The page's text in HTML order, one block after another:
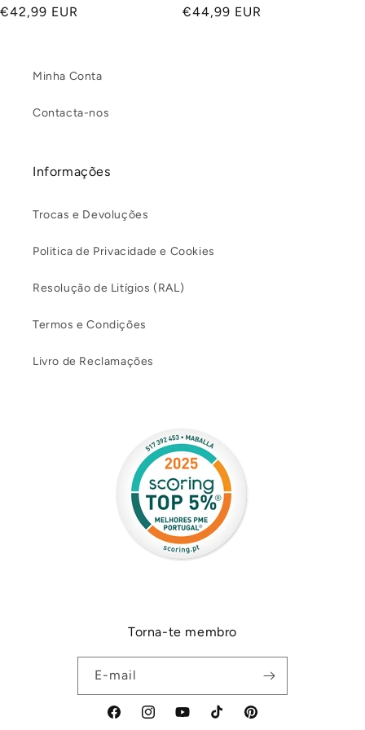
Preço
€42,99 EUR
Preço
€44,99 EUR
Minha Conta
Contacta-nos
Informações
Trocas e Devoluções
Politica de Privacidade e Cookies
Resolução de Litígios (RAL)
Termos e Condições
Livro de Reclamações
Torna-te membro
E-mail
FacebookInstagramYouTubeTikTok Pinterest